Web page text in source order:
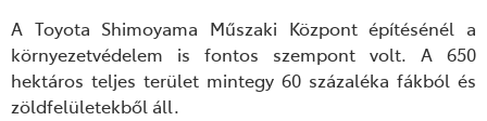
A Toyota Shimoyama Műszaki Központ építésénél a
környezetvédelem is fontos szempont volt. A 650
hektáros teljes terület mintegy 60 százaléka fákból és
zöldfelületekből áll.